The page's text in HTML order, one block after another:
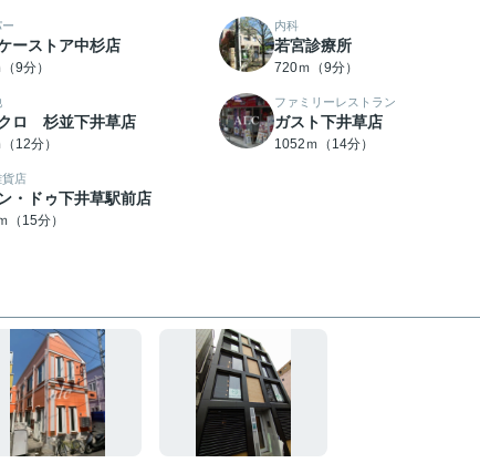
ー
ーストア中杉店
9分）
内科
若宮診療所
720ｍ（9分）
ロ 杉並下井草店
12分）
ファミリーレストラン
ガスト下井草店
1052ｍ（14分）
貨店
・ドゥ下井草駅前店
（15分）